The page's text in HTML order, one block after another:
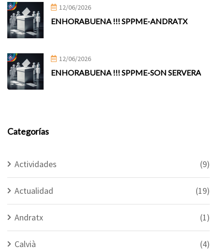
12/06/2026
ENHORABUENA !!! SPPME-ANDRATX
12/06/2026
ENHORABUENA !!! SPPME-SON SERVERA
Categorías
Actividades (9)
Actualidad (19)
Andratx (1)
Calvià (4)